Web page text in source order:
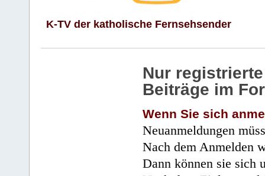
K-TV der katholische Fernsehsender
Nur
Beiträge im
Wenn Sie sich
Neuanmeldungen
Nach dem Anmelden
Dann können sie sich